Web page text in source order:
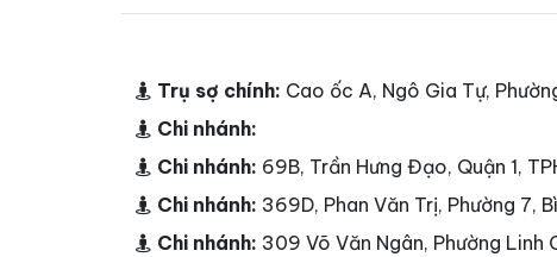
Trụ sợ chính: Cao ốc A, Ngô Gia Tự,
Chi nhánh:
Chi nhánh: 69B, Trần Hưng Đạo, Quận 1,
Chi nhánh: 369D, Phan Văn Trị, Phường 7,
Chi nhánh: 309 Võ Văn Ngân, Phường Linh